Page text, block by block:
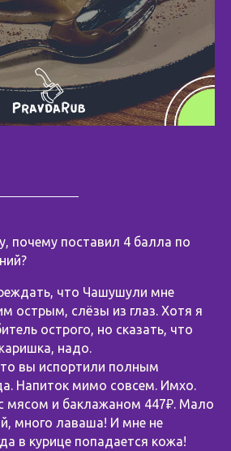
почему поставил 4 балла по
что Чашушули мне
острым, слёзы из глаз. Хотя я
острого, но сказать, что
надо.
вы испортили полным
Напиток мимо совсем. Имхо.
мясом и баклажаном 447₽. Мало
много лаваша! И мне не
в курице попадается кожа!